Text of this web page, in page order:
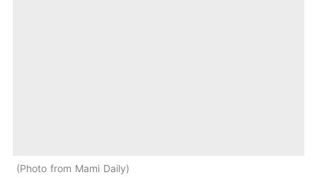
Photo from Mami Daily